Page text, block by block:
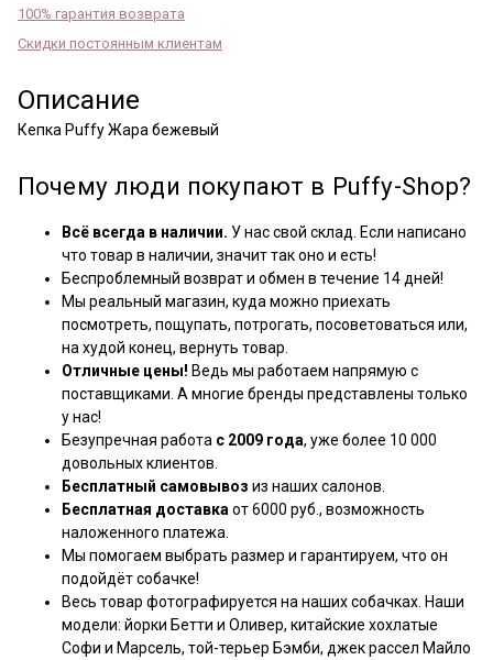
100% гарантия возврата
Скидки постоянным клиентам
Описание
Кепка Puffy Жара бежевый
Почему люди покупают в Puffy-Shop?
Всё всегда в наличии. У нас свой склад. Если написано
что товар в наличии, значит так оно и есть!
Беспроблемный возврат и обмен в течение 14 дней!
Мы реальный магазин, куда можно приехать
посмотреть, пощупать, потрогать, посоветоваться или,
на худой конец, вернуть товар.
Отличные цены! Ведь мы работаем напрямую с
поставщиками. А многие бренды представлены только
у нас!
Безупречная работа с 2009 года, уже более 10 000
довольных клиентов.
Бесплатный самовывоз из наших салонов.
Бесплатная доставка от 6000 руб., возможность
наложенного платежа.
Мы помогаем выбрать размер и гарантируем, что он
подойдёт собачке!
Весь товар фотографируется на наших собачках. Наши
модели: йорки Бетти и Оливер, китайские хохлатые
Софи и Марсель, той-терьер Бэмби, джек рассел Майло